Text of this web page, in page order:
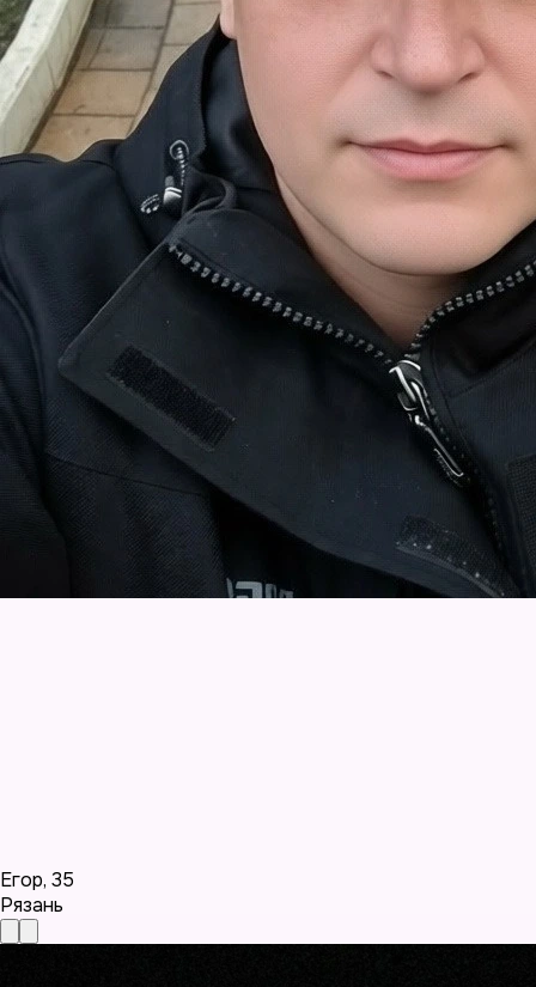
Егор, 35
Рязань